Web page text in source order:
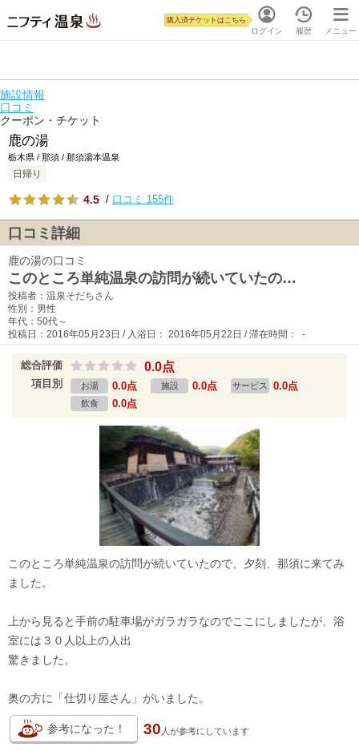
ログイン
購入済チケットはこちら
履歴 メニュー
施設情報
口コミ
クーポン・チケット
鹿の湯
栃木県 / 那須 / 那須湯本温泉
日帰り
4.5 / 口コミ 155件
口コミ詳細
鹿の湯の口コミ
このところ単純温泉の訪問が続いていたの…
投稿者：温泉そだちさん
性別：男性
年代：50代～
投稿日：2016年05月23日 / 入浴日： 2016年05月22日 / 滞在時間： -
総合評価 0.0点
項目別 お湯 0.0点 施設 0.0点 サービス 0.0点
飲食 0.0点
このところ単純温泉の訪問が続いていたので、夕刻、那須に来てみ
ました。
上から見ると手前の駐車場がガラガラなのでここにしましたが、浴
室には３０人以上の人出
驚きました。
奥の方に「仕切り屋さん」がいました。
参考になった！ 30 人が参考にしています